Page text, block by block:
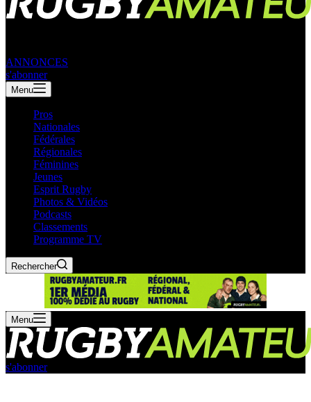
ANNONCES
s'abonner
Menu
Pros
Nationales
Fédérales
Régionales
Féminines
Jeunes
Esprit Rugby
Photos & Vidéos
Podcasts
Classements
Programme TV
Rechercher
Menu
s'abonner